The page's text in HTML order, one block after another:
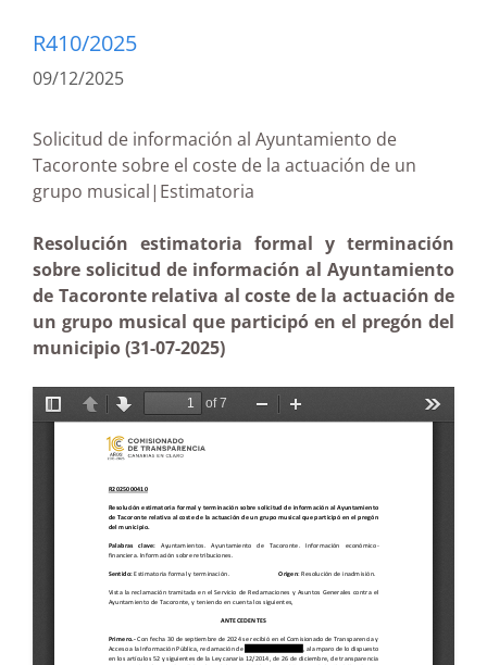
R410/2025
09/12/2025
Solicitud de información al Ayuntamiento de
Tacoronte sobre el coste de la actuación de un
grupo musical|Estimatoria
Resolución estimatoria formal y terminación
sobre solicitud de información al Ayuntamiento
de Tacoronte relativa al coste de la actuación de
un grupo musical que participó en el pregón del
municipio (31-07-2025)